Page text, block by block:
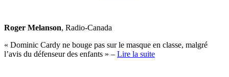
Roger Melanson, Radio-Canada
« Dominic Cardy ne bouge pas sur le masque en classe, malgré
l’avis du défenseur des enfants » – Lire la suite